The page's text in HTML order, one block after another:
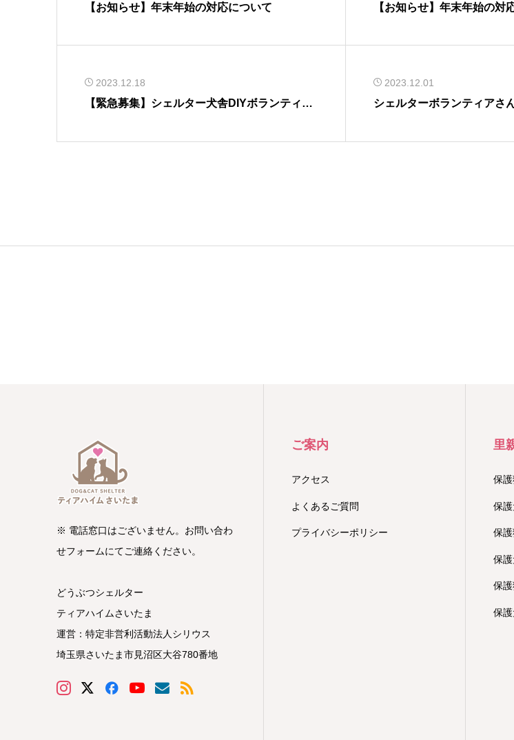
【お知らせ】年末年始の対応について 【お知らせ】年末年始の対
2023.12.18
【緊急募集】シェルター犬舎DIYボランティア
2023.12.01
シェルターボランティアさ
※ 電話窓口はございません。お問い合わ
せフォームにてご連絡ください。
どうぶつシェルター
ティアハイムさいたま
運営：特定非営利活動法人シリウス
埼玉県さいたま市見沼区大谷780番地
ご案内
アクセス
よくあるご質問
プライバシーポリシー
里
保
保護
保
保
保
保